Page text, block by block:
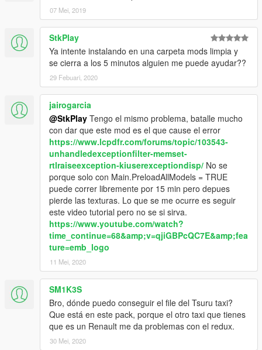
07 Mei, 2019
StkPlay
Ya intente instalando en una carpeta mods limpia y
se cierra a los 5 minutos alguien me puede ayudar??
29 Febuari, 2020
jairogarcia
@StkPlay Tengo el mismo problema, batalle mucho
con dar que este mod es el que cause el error
https://www.lcpdfr.com/forums/topic/103543-
unhandledexceptionfilter-memset-
rtlraiseexception-kiuserexceptiondisp/ No se
porque solo con Main.PreloadAllModels = TRUE
puede correr libremente por 15 min pero depues
pierde las texturas. Lo que se me ocurre es seguir
este video tutorial pero no se si sirva.
https://www.youtube.com/watch?
time_continue=68&amp;v=qjiGBPcQC7E&amp;fea
ture=emb_logo
11 Mei, 2020
SM1K3S
Bro, dónde puedo conseguir el file del Tsuru taxi?
Que está en este pack, porque el otro taxi que tienes
que es un Renault me da problemas con el redux.
30 Mei, 2020